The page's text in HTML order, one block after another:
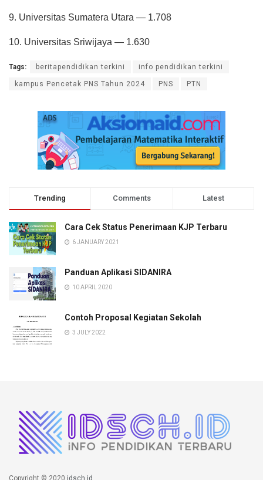
9. Universitas Sumatera Utara — 1.708
10. Universitas Sriwijaya — 1.630
Tags: beritapendidikan terkini info pendidikan terkini
kampus Pencetak PNS Tahun 2024 PNS PTN
Trending Comments Latest
Cara Cek Status Penerimaan KJP Terbaru
6 JANUARY 2021
Panduan Aplikasi SIDANIRA
10 APRIL 2020
Contoh Proposal Kegiatan Sekolah
3 JULY 2022